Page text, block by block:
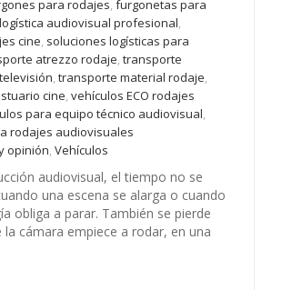
para rodajes, furgonetas para
logística audiovisual profesional,
cine, soluciones logísticas para
atrezzo rodaje, transporte
, transporte material rodaje,
cine, vehículos ECO rodajes
para equipo técnico audiovisual,
rodajes audiovisuales
opinión, Vehículos
audiovisual, el tiempo no se
una escena se alarga o cuando
obliga a parar. También se pierde
la cámara empiece a rodar, en una